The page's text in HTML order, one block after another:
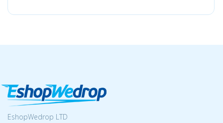
EshopWedrop LTD